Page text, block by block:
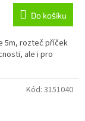
Do košíku
5m, rozteč příček
ale i pro
Kód: 3151040